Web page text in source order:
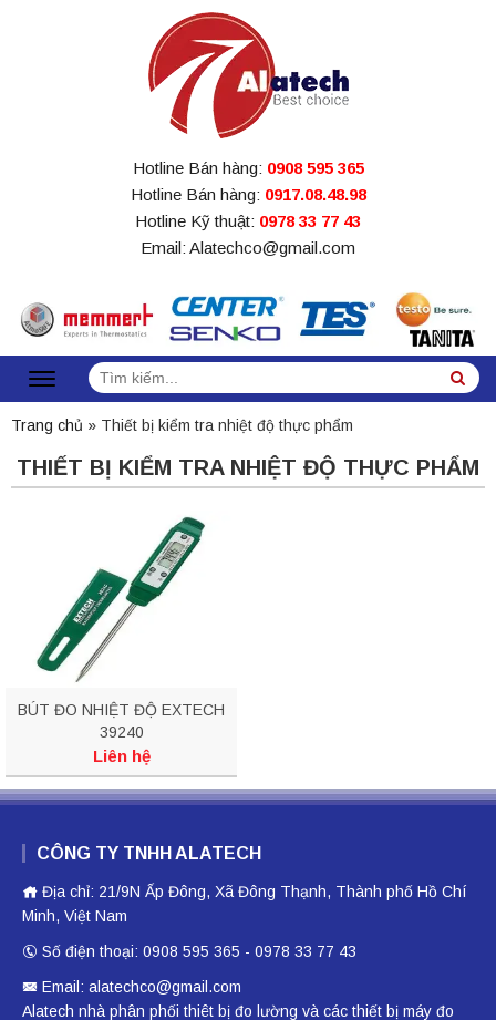
Hotline Bán hàng: 0908 595 365
Hotline Bán hàng: 0917.08.48.98
Hotline Kỹ thuật: 0978 33 77 43
Email: Alatechco@gmail.com
Tìm
kiếm:
Trang chủ » Thiết bị kiểm tra nhiệt độ thực phẩm
THIẾT BỊ KIỂM TRA NHIỆT ĐỘ THỰC PHẨM
BÚT ĐO NHIỆT ĐỘ EXTECH
39240
Liên hệ
CÔNG TY TNHH ALATECH
Địa chỉ: 21/9N Ấp Đông, Xã Đông Thạnh, Thành phố Hồ Chí
Minh, Việt Nam
Số điện thoại: 0908 595 365 - 0978 33 77 43
Email: alatechco@gmail.com
Alatech nhà phân phối thiêt bị đo lường và các thiết bị máy đo